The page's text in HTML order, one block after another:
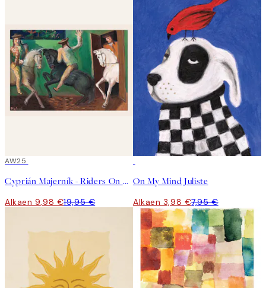
50%*
AW25
Cyprián Majerník - Riders On Horses Juliste
Alkaen 9,98 €19,95 €
On My Mind Juliste
Alkaen 3,98 €7,95 €